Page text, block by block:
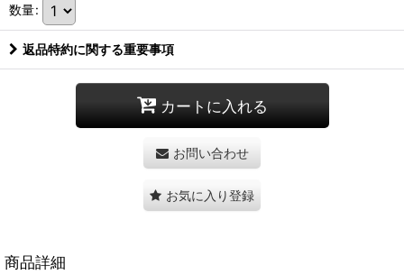
数量:
返品特約に関する重要事項
カートに入れる
お問い合わせ
お気に入り登録
商品詳細